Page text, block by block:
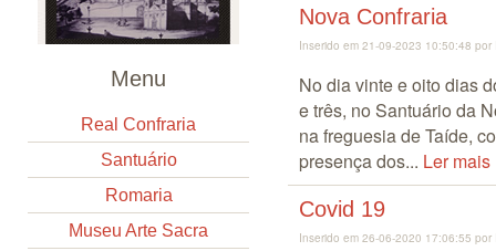
Menu
Real Confraria
Santuário
Romaria
Museu Arte Sacra
Nova Confraria
Inserido em 21-09-2023 10:50:48 por
No dia vinte e oito dias
e três, no Santuário da
na freguesia de Taíde,
presença dos... Ler mais
Covid 19
Inserido em 26-06-2020 17:06:55 por